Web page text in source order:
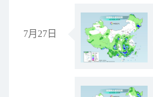
7月27日